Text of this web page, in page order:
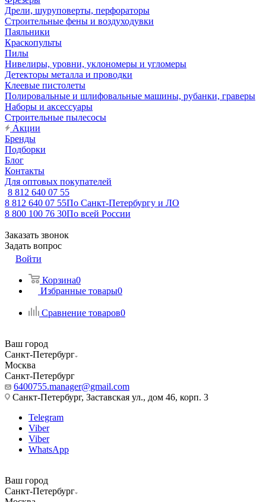
Дрели, шуруповерты, перфораторы
Строительные фены и воздуходувки
Паяльники
Краскопульты
Пилы
Нивелиры, уровни, уклономеры и угломеры
Детекторы металла и проводки
Клеевые пистолеты
Полировальные и шлифовальные машины, рубанки, граверы
Наборы и аксессуары
Строительные пылесосы
Акции
Бренды
Подборки
Блог
Контакты
Для оптовых покупателей
8 812 640 07 55
8 812 640 07 55По Санкт-Петербургу и ЛО
8 800 100 76 30По всей России
Заказать звонок
Задать вопрос
Войти
Корзина0
Избранные товары0
Сравнение товаров0
Ваш город
Санкт-Петербург
Москва
Санкт-Петербург
6400755.manager@gmail.com
Санкт-Петербург, Заставская ул., дом 46, корп. 3
Telegram
Viber
Viber
WhatsApp
Ваш город
Санкт-Петербург